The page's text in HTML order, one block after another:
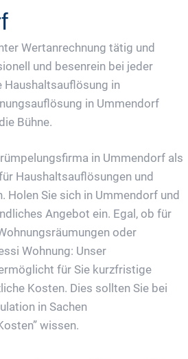
Wertanrechnung tätig und
und besenrein bei jeder
Haushaltsauflösung in
in Ummendorf
Bühne.
in Ummendorf als
Haushaltsauflösungen und
Holen Sie sich in Ummendorf und
Angebot ein. Egal, ob für
oder
Wohnung: Unser
für Sie kurzfristige
Kosten. Dies sollten Sie bei
in Sachen
wissen.